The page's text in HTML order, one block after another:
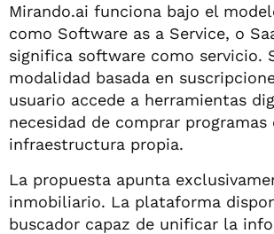
Mirando.ai funciona bajo el
como Software as a Service, o
significa software como servicio.
modalidad basada en
usuario accede a herramientas
necesidad de comprar
infraestructura propia.
La propuesta apunta
inmobiliario. La plataforma
buscador capaz de unificar la